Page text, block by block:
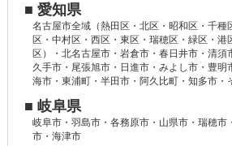
■ 愛知県
名古屋市全域（熱田区・北区・昭和区・千種
区・中村区・西区・東区・瑞穂区・緑区・港
区）・北名古屋市・岩倉市・春日井市・清須
久手市・尾張旭市・日進市・みよし市・豊明
海市・東浦町・半田市・阿久比町・知多市・
■ 岐阜県
岐阜市・羽島市・各務原市・山県市・瑞穂市
市・海津市